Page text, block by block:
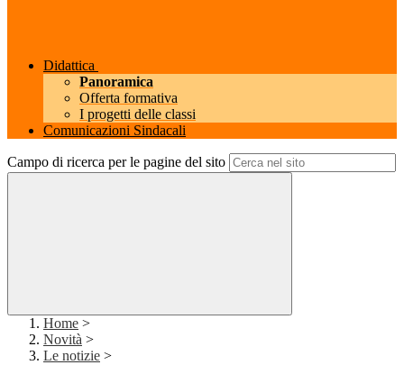
Didattica
Panoramica
Offerta formativa
I progetti delle classi
Comunicazioni Sindacali
Campo di ricerca per le pagine del sito
Home >
Novità >
Le notizie >